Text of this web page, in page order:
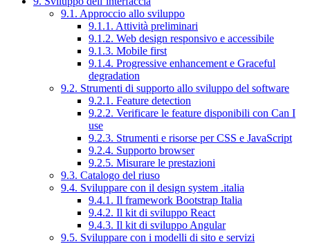
9.1. Approccio allo sviluppo
9.1.1. Attività preliminari
9.1.2. Web design responsivo e accessibile
9.1.3. Mobile first
9.1.4. Progressive enhancement e Graceful
degradation
9.2. Strumenti di supporto allo sviluppo del software
9.2.1. Feature detection
9.2.2. Verificare le feature disponibili con Can I
use
9.2.3. Strumenti e risorse per CSS e JavaScript
9.2.4. Supporto browser
9.2.5. Misurare le prestazioni
9.3. Catalogo del riuso
9.4. Sviluppare con il design system .italia
9.4.1. Il framework Bootstrap Italia
9.4.2. Il kit di sviluppo React
9.4.3. Il kit di sviluppo Angular
9.5. Sviluppare con i modelli di sito e servizi